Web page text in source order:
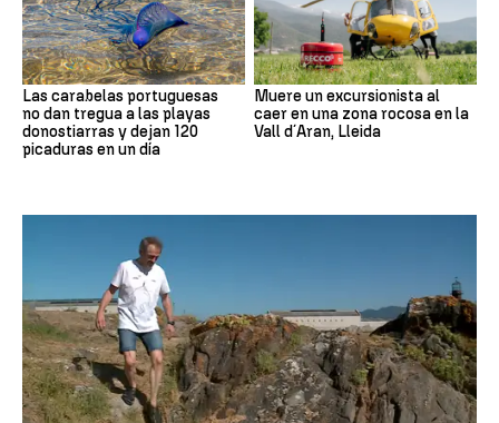
Las carabelas portuguesas
no dan tregua a las playas
donostiarras y dejan 120
picaduras en un día
Muere un excursionista al
caer en una zona rocosa en la
Vall d´Aran, Lleida